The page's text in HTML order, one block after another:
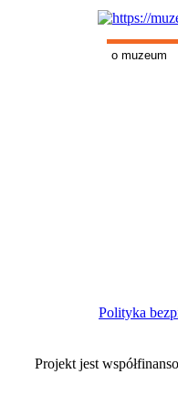
o muzeum
Polityka
Projekt jest